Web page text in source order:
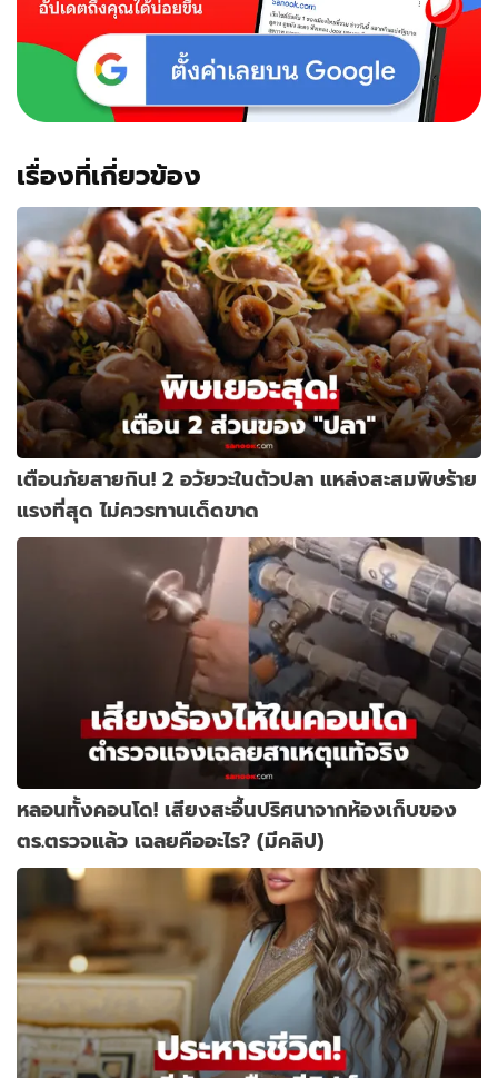
เรื่องที่เกี่ยวข้อง
เตือนภัยสายกิน! 2 อวัยวะในตัวปลา แหล่งสะสมพิษร้าย
แรงที่สุด ไม่ควรทานเด็ดขาด
หลอนทั้งคอนโด! เสียงสะอื้นปริศนาจากห้องเก็บของ
ตร.ตรวจแล้ว เฉลยคืออะไร? (มีคลิป)